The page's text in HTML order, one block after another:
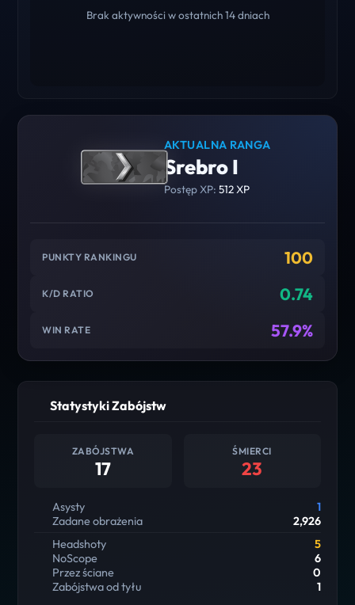
Brak aktywności w ostatnich 14 dniach
AKTUALNA RANGA
Srebro I
Postęp XP: 512 XP
PUNKTY RANKINGU 100
K/D RATIO 0.74
WIN RATE 57.9%
Statystyki Zabójstw
ZABÓJSTWA
17
ŚMIERCI
23
Asysty
1
Zadane obrażenia
2,926
Headshoty
5
NoScope
6
Przez ściane
0
Zabójstwa od tyłu
1